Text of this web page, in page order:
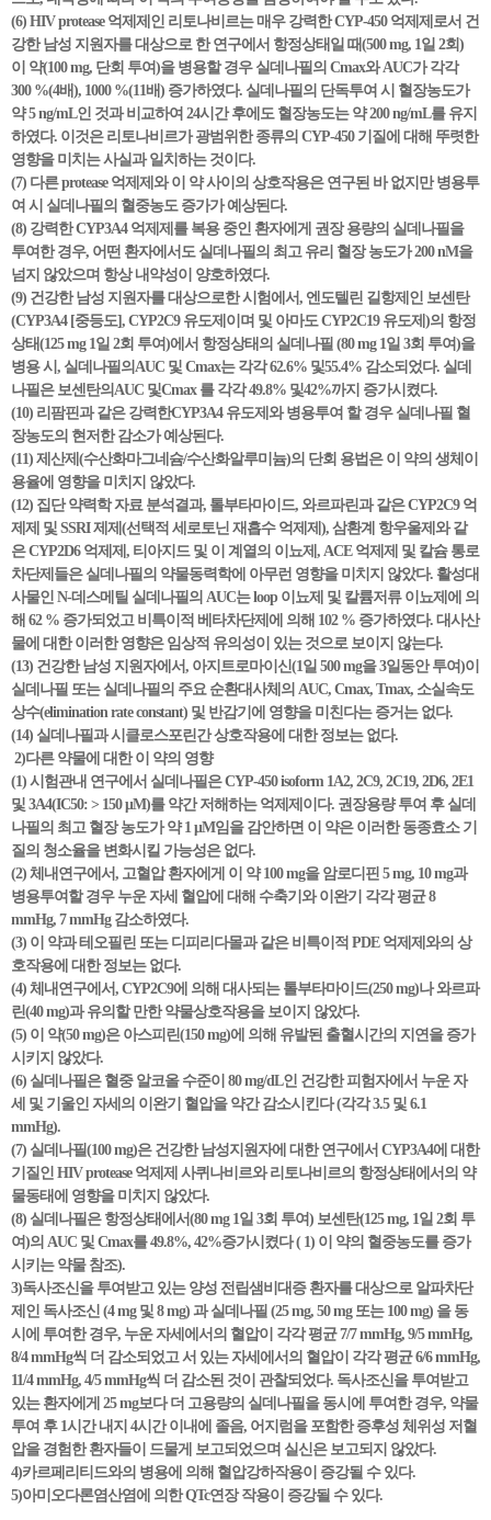
(6) HIV protease 억제제인 리토나비르는 매우 강력한 CYP-450 억제제로서 건
강한 남성 지원자를 대상으로 한 연구에서 항정상태일 때(500 mg, 1일 2회)
이 약(100 mg, 단회 투여)을 병용할 경우 실데나필의 Cmax와 AUC가 각각
300 %(4배), 1000 %(11배) 증가하였다. 실데나필의 단독투여 시 혈장농도가
약 5 ng/mL인 것과 비교하여 24시간 후에도 혈장농도는 약 200 ng/mL를 유지
하였다. 이것은 리토나비르가 광범위한 종류의 CYP-450 기질에 대해 뚜렷한
영향을 미치는 사실과 일치하는 것이다.
(7) 다른 protease 억제제와 이 약 사이의 상호작용은 연구된 바 없지만 병용투
여 시 실데나필의 혈중농도 증가가 예상된다.
(8) 강력한 CYP3A4 억제제를 복용 중인 환자에게 권장 용량의 실데나필을
투여한 경우, 어떤 환자에서도 실데나필의 최고 유리 혈장 농도가 200 nM을
넘지 않았으며 항상 내약성이 양호하였다.
(9) 건강한 남성 지원자를 대상으로한 시험에서, 엔도텔린 길항제인 보센탄
(CYP3A4 [중등도], CYP2C9 유도제이며 및 아마도 CYP2C19 유도제)의 항정
상태(125 mg 1일 2회 투여)에서 항정상태의 실데나필 (80 mg 1일 3회 투여)을
병용 시, 실데나필의AUC 및 Cmax는 각각 62.6% 및55.4% 감소되었다. 실데
나필은 보센탄의AUC 및Cmax 를 각각 49.8% 및42%까지 증가시켰다.
(10) 리팜핀과 같은 강력한CYP3A4 유도제와 병용투여 할 경우 실데나필 혈
장농도의 현저한 감소가 예상된다.
(11) 제산제(수산화마그네슘/수산화알루미늄)의 단회 용법은 이 약의 생체이
용율에 영향을 미치지 않았다.
(12) 집단 약력학 자료 분석결과, 톨부타마이드, 와르파린과 같은 CYP2C9 억
제제 및 SSRI 제제(선택적 세로토닌 재흡수 억제제), 삼환계 항우울제와 같
은 CYP2D6 억제제, 티아지드 및 이 계열의 이뇨제, ACE 억제제 및 칼슘 통로
차단제들은 실데나필의 약물동력학에 아무런 영향을 미치지 않았다. 활성대
사물인 N-데스메틸 실데나필의 AUC는 loop 이뇨제 및 칼륨저류 이뇨제에 의
해 62 % 증가되었고 비특이적 베타차단제에 의해 102 % 증가하였다. 대사산
물에 대한 이러한 영향은 임상적 유의성이 있는 것으로 보이지 않는다.
(13) 건강한 남성 지원자에서, 아지트로마이신(1일 500 mg을 3일동안 투여)이
실데나필 또는 실데나필의 주요 순환대사체의 AUC, Cmax, Tmax, 소실속도
상수(elimination rate constant) 및 반감기에 영향을 미친다는 증거는 없다.
(14) 실데나필과 시클로스포린간 상호작용에 대한 정보는 없다.
2)다른 약물에 대한 이 약의 영향
(1) 시험관내 연구에서 실데나필은 CYP-450 isoform 1A2, 2C9, 2C19, 2D6, 2E1
및 3A4(IC50: > 150 μM)를 약간 저해하는 억제제이다. 권장용량 투여 후 실데
나필의 최고 혈장 농도가 약 1 μM임을 감안하면 이 약은 이러한 동종효소 기
질의 청소율을 변화시킬 가능성은 없다.
(2) 체내연구에서, 고혈압 환자에게 이 약 100 mg을 암로디핀 5 mg, 10 mg과
병용투여할 경우 누운 자세 혈압에 대해 수축기와 이완기 각각 평균 8
mmHg, 7 mmHg 감소하였다.
(3) 이 약과 테오필린 또는 디피리다몰과 같은 비특이적 PDE 억제제와의 상
호작용에 대한 정보는 없다.
(4) 체내연구에서, CYP2C9에 의해 대사되는 톨부타마이드(250 mg)나 와르파
린(40 mg)과 유의할 만한 약물상호작용을 보이지 않았다.
(5) 이 약(50 mg)은 아스피린(150 mg)에 의해 유발된 출혈시간의 지연을 증가
시키지 않았다.
(6) 실데나필은 혈중 알코올 수준이 80 mg/dL인 건강한 피험자에서 누운 자
세 및 기울인 자세의 이완기 혈압을 약간 감소시킨다 (각각 3.5 및 6.1
mmHg).
(7) 실데나필(100 mg)은 건강한 남성지원자에 대한 연구에서 CYP3A4에 대한
기질인 HIV protease 억제제 사퀴나비르와 리토나비르의 항정상태에서의 약
물동태에 영향을 미치지 않았다.
(8) 실데나필은 항정상태에서(80 mg 1일 3회 투여) 보센탄(125 mg, 1일 2회 투
여)의 AUC 및 Cmax를 49.8%, 42%증가시켰다 ( 1) 이 약의 혈중농도를 증가
시키는 약물 참조).
3)독사조신을 투여받고 있는 양성 전립샘비대증 환자를 대상으로 알파차단
제인 독사조신 (4 mg 및 8 mg) 과 실데나필 (25 mg, 50 mg 또는 100 mg) 을 동
시에 투여한 경우, 누운 자세에서의 혈압이 각각 평균 7/7 mmHg, 9/5 mmHg,
8/4 mmHg씩 더 감소되었고 서 있는 자세에서의 혈압이 각각 평균 6/6 mmHg,
11/4 mmHg, 4/5 mmHg씩 더 감소된 것이 관찰되었다. 독사조신을 투여받고
있는 환자에게 25 mg보다 더 고용량의 실데나필을 동시에 투여한 경우, 약물
투여 후 1시간 내지 4시간 이내에 졸음, 어지럼을 포함한 증후성 체위성 저혈
압을 경험한 환자들이 드물게 보고되었으며 실신은 보고되지 않았다.
4)카르페리티드와의 병용에 의해 혈압강하작용이 증강될 수 있다.
5)아미오다론염산염에 의한 QTc연장 작용이 증강될 수 있다.